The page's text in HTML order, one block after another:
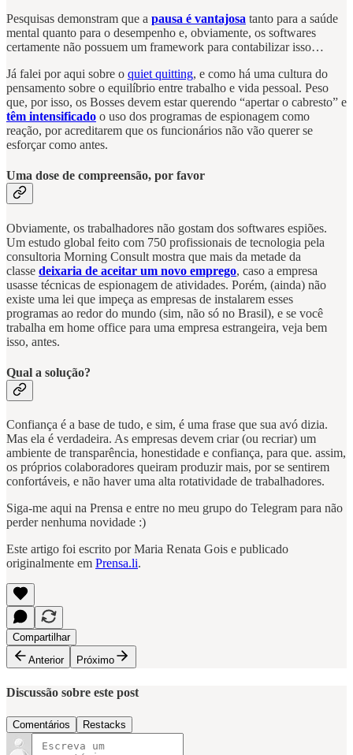
Pesquisas demonstram que a pausa é vantajosa tanto para a saúde
mental quanto para o desempenho e, obviamente, os softwares
certamente não possuem um framework para contabilizar isso…
Já falei por aqui sobre o quiet quitting, e como há uma cultura do
pensamento sobre o equilíbrio entre trabalho e vida pessoal. Peso
que, por isso, os Bosses devem estar querendo “apertar o cabresto” e
têm intensificado o uso dos programas de espionagem como
reação, por acreditarem que os funcionários não vão querer se
esforçar como antes.
Uma dose de compreensão, por favor
Obviamente, os trabalhadores não gostam dos softwares espiões.
Um estudo global feito com 750 profissionais de tecnologia pela
consultoria Morning Consult mostra que mais da metade da
classe deixaria de aceitar um novo emprego, caso a empresa
usasse técnicas de espionagem de atividades. Porém, (ainda) não
existe uma lei que impeça as empresas de instalarem esses
programas ao redor do mundo (sim, não só no Brasil), e se você
trabalha em home office para uma empresa estrangeira, veja bem
isso, antes.
Qual a solução?
Confiança é a base de tudo, e sim, é uma frase que sua avó dizia.
Mas ela é verdadeira. As empresas devem criar (ou recriar) um
ambiente de transparência, honestidade e confiança, para que. assim,
os próprios colaboradores queiram produzir mais, por se sentirem
confortáveis, e não haver uma alta rotatividade de trabalhadores.
Siga-me aqui na Prensa e entre no meu grupo do Telegram para não
perder nenhuma novidade :)
Este artigo foi escrito por Maria Renata Gois e publicado
originalmente em Prensa.li.
Compartilhar
Anterior
Próximo
Discussão sobre este post
Comentários Restacks